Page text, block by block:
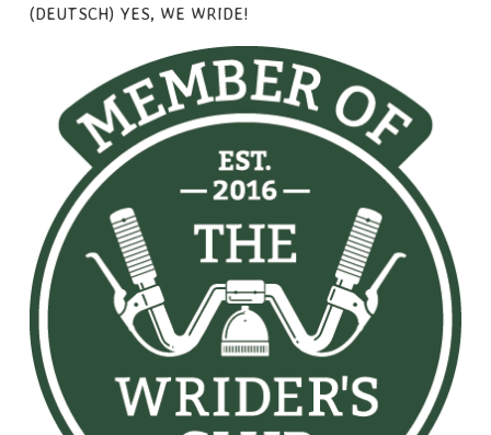
(DEUTSCH) YES, WE WRIDE!